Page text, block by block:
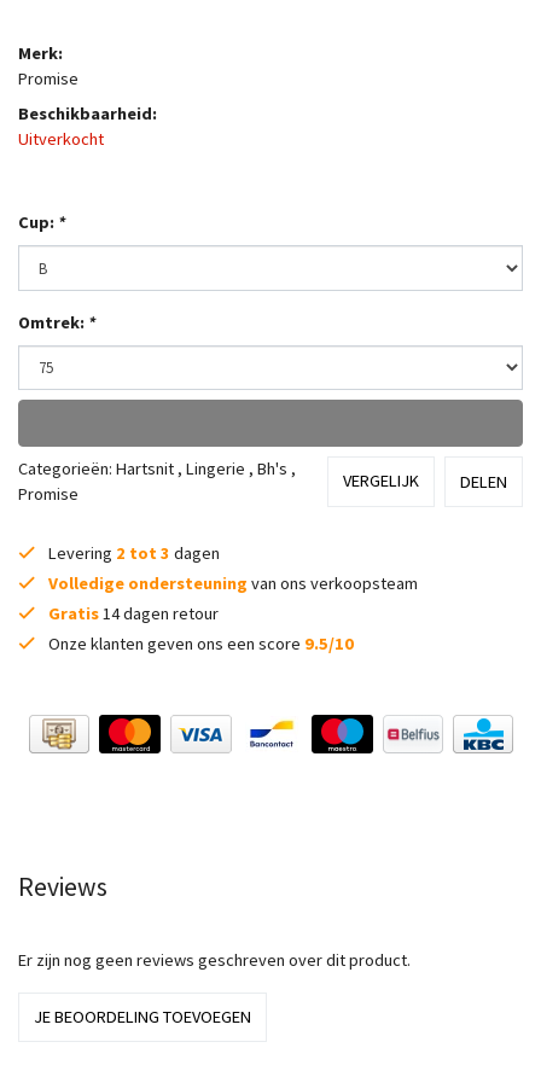
Merk:
Promise
Beschikbaarheid:
Uitverkocht
Cup: *
Omtrek: *
Categorieën: Hartsnit , Lingerie , Bh's ,
Promise
VERGELIJK DELEN
Levering 2 tot 3 dagen
Volledige ondersteuning van ons verkoopsteam
Gratis14 dagen retour
Onze klanten geven ons een score 9.5/10
Reviews
Er zijn nog geen reviews geschreven over dit product.
JE BEOORDELING TOEVOEGEN